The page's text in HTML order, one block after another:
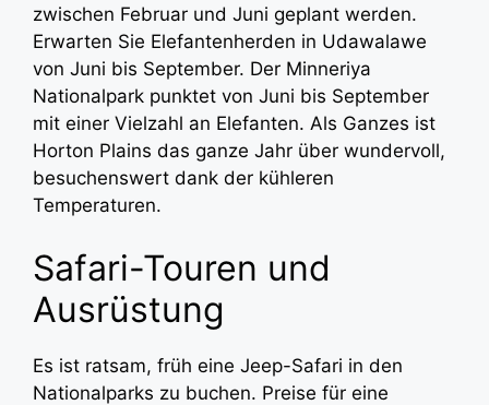
zwischen Februar und Juni geplant werden.
Erwarten Sie Elefantenherden in Udawalawe
von Juni bis September. Der Minneriya
Nationalpark punktet von Juni bis September
mit einer Vielzahl an Elefanten. Als Ganzes ist
Horton Plains das ganze Jahr über wundervoll,
besuchenswert dank der kühleren
Temperaturen.
Safari-Touren und
Ausrüstung
Es ist ratsam, früh eine Jeep-Safari in den
Nationalparks zu buchen. Preise für eine